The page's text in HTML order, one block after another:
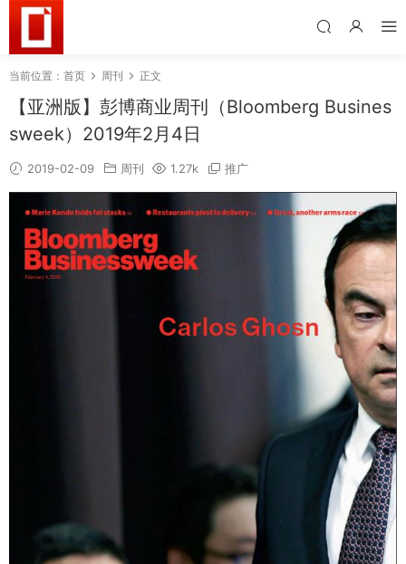
当前位置： 首页 周刊 正文
【亚洲版】彭博商业周刊（Bloomberg Busines
sweek）2019年2月4日
2019-02-09 周刊 1.27k 推广